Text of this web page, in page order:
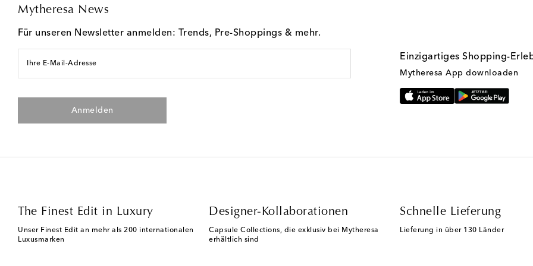
Mytheresa News
Für unseren Newsletter anmelden: Trends, Pre-Shoppings & mehr.
Ihre E-Mail-Adresse
Anmelden
Einzigartiges Shopping-
Mytheresa App downloaden
The Finest Edit in Luxury
Unser Finest Edit an mehr als 200 internationalen
Luxusmarken
Designer-Kollaborationen
Capsule Collections, die exklusiv bei Mytheresa
erhältlich sind
Schnelle Lieferung
Lieferung in über 130 Länder